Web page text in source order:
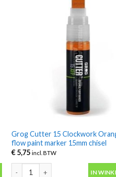
Grog Cutter 15 Clockwork
flow paint marker 15mm chisel
€ 5,75 incl. BTW
IN